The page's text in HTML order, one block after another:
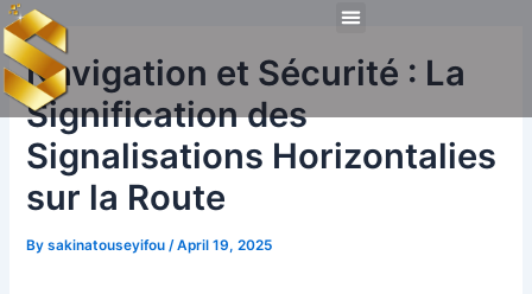
Skip
to
content
Menu
Navigation et Sécurité : La
Signification des
Signalisations Horizontalies
sur la Route
Bysakinatouseyifou /April 19, 2025
Post
navigation